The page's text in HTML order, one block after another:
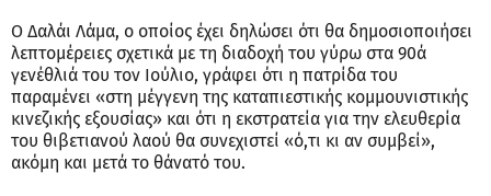
Ο Δαλάι Λάμα, ο οποίος έχει δηλώσει ότι θα δημοσιοποιήσει
λεπτομέρειες σχετικά με τη διαδοχή του γύρω στα 90ά
γενέθλιά του τον Ιούλιο, γράφει ότι η πατρίδα του
παραμένει «στη μέγγενη της καταπιεστικής κομμουνιστικής
κινεζικής εξουσίας» και ότι η εκστρατεία για την ελευθερία
του θιβετιανού λαού θα συνεχιστεί «ό,τι κι αν συμβεί»,
ακόμη και μετά το θάνατό του.